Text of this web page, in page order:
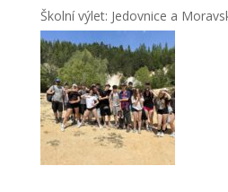
Školní výlet: Jedovnice a